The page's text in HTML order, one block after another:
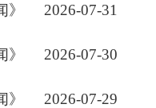
2026-07-31
2026-07-30
2026-07-29